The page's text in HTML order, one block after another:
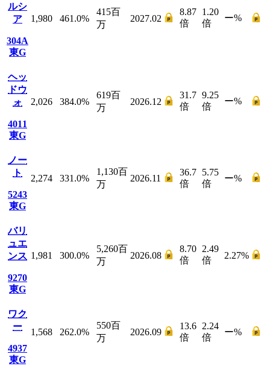
ルシ
ア
304A
東G
1,980 461.0%
415百
万
2027.02
8.87
倍
1.20
倍
ー%
ヘッ
ドウ
ォ
4011
東G
2,026 384.0%
619百
万
2026.12
31.7
倍
9.25
倍
ー%
ノー
ト
5243
東G
2,274 331.0%
1,130百
万
2026.11
36.7
倍
5.75
倍
ー%
バリ
ュエ
ンス
9270
東G
1,981 300.0%
5,260百
万
2026.08
8.70
倍
2.49
倍
2.27%
ワク
ー
4937
東G
1,568 262.0%
550百
万
2026.09
13.6
倍
2.24
倍
ー%